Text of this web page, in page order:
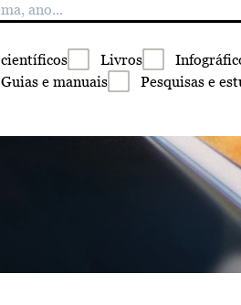
científicos Livros
Guias e manuais Pesquisas e